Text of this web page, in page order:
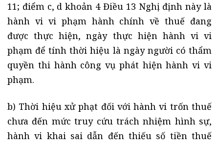
11; điểm c, d khoản 4 Điều 13 Nghị định này là
hành vi vi phạm hành chính về thuế đang
được thực hiện, ngày thực hiện hành vi vi
phạm để tính thời hiệu là ngày người có thẩm
quyền thi hành công vụ phát hiện hành vi vi
phạm.
b) Thời hiệu xử phạt đối với hành vi trốn thuế
chưa đến mức truy cứu trách nhiệm hình sự,
hành vi khai sai dẫn đến thiếu số tiền thuế